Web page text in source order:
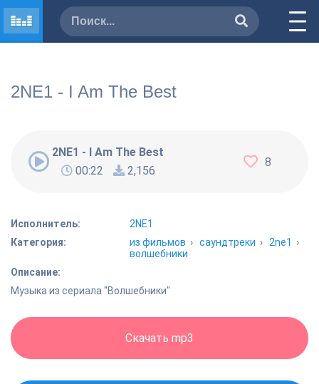
2NE1 - I Am The Best
2NE1 - I Am The Best
00:22
2,156
8
Исполнитель:
2NE1
Категория:
из фильмов ›саундтреки › 2ne1
›
волшебники
Описание:
Музыка из сериала "Волшебники"
Скачать mp3